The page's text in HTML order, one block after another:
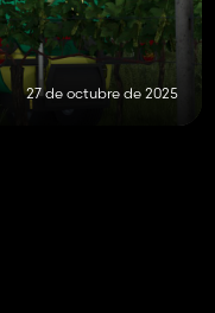
27 de octubre de 2025